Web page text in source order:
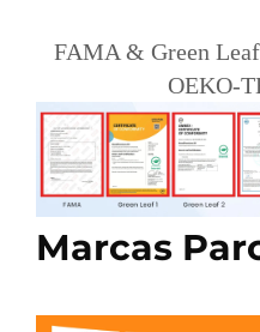
FAMA & Green
OEKO-
Marcas